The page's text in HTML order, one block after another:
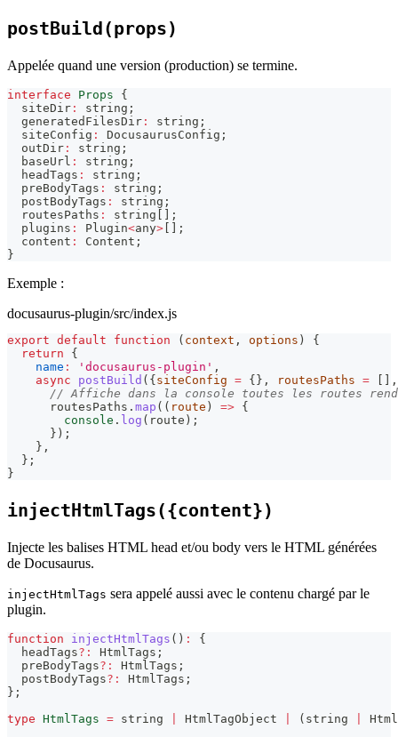
postBuild(props)
Appelée quand une version (production) se termine.
interface Props
{
  siteDir
: string ;
  generatedFilesDir
: string ;
  siteConfig
: DocusaurusConfig ;
  outDir
: string ;
  baseUrl
: string ;
  headTags
: string ;
  preBodyTags
: string ;
  postBodyTags
: string ;
  routesPaths
: string
;
  plugins
: Plugin<any>
;
  content
: Content ;
}
Exemple :
docusaurus-plugin/src/index.js
export default function ( context , options )
{
return
{
name : 'docusaurus-plugin' ,
async
postBuild ( { siteConfig = { } , routesPaths =
,
// Affiche dans la console toutes les routes
      routesPaths
. map ( ( route ) => {
console . log ( route ) ;
} ) ;
} ,
} ;
}
injectHtmlTags({content})
Injecte les balises HTML head et/ou body vers le HTML générées
de Docusaurus.
injectHtmlTags sera appelé aussi avec le contenu chargé par le
plugin.
function injectHtmlTags ( ) :
{
  headTags
? : HtmlTags ;
  preBodyTags
? : HtmlTags ;
  postBodyTags
? : HtmlTags ;
} ;
type HtmlTags = string HtmlTagObject ( string